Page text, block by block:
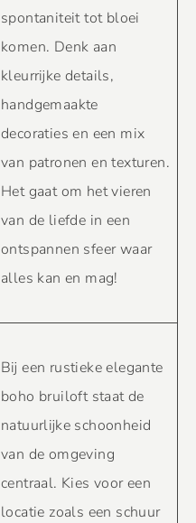
spontaniteit tot bloei
komen. Denk aan
kleurrijke details,
handgemaakte
decoraties en een mix
van patronen en texturen.
Het gaat om het vieren
van de liefde in een
ontspannen sfeer waar
alles kan en mag!
Bij een rustieke elegante
boho bruiloft staat de
natuurlijke schoonheid
van de omgeving
centraal. Kies voor een
locatie zoals een schuur